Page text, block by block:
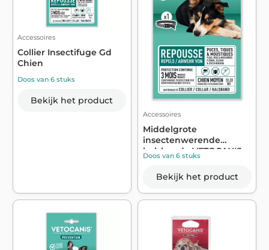
Accessoires
Collier Insectifuge Gd
Chien
Doos van 6 stuks
Bekijk het product
Accessoires
Middelgrote
insectenwerende
halsband - VETOCANIS
Doos van 6 stuks
Bekijk het product